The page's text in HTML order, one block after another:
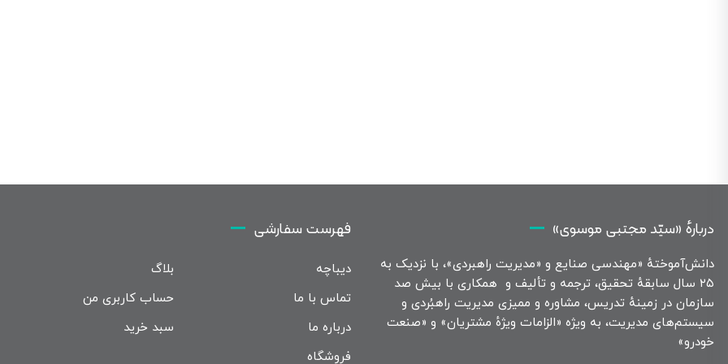
دربارهٔ «سیّد مجتبی موسوی»
دانش‌آموختهٔ «مهندسی صنایع و «مدیریت راهبردی»، با نزدیک به
۲۵ سال سابقهٔ تحقیق، ترجمه و تألیف و همکاری با بیش صد
سازمان در زمینهٔ تدریس، مشاوره و ممیزی مدیریت راهبُردی و
سیستم‌های مدیریت، به ویژه «الزامات ویژهٔ مشتریان» و «صنعت
خودرو»
فهرست سفارشی
دیباچه
بلاگ
تماس با ما
حساب کاربری من
درباره ما
سبد خرید
فروشگاه